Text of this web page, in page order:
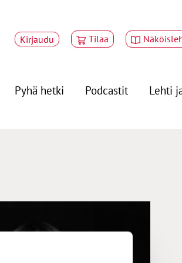
Kirjaudu Tilaa
Pyhä hetki Podcastit
Lehti